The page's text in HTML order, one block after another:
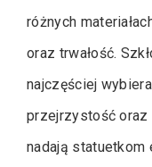
różnych
oraz trwałość.
najczęściej
przejrzystość oraz
nadają statuetkom